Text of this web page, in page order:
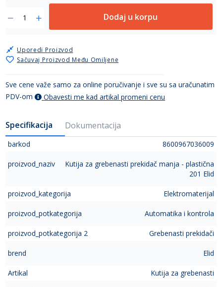
Dodaj u korpu
Sačuvaj Proizvod Među Omiljene
Uporedi Proizvod
Sve cene važe samo za online poručivanje i sve su sa uračunatim
PDV-om
Obavesti me kad artikal promeni cenu
Specifikacija Dokumentacija
barkod 8600967036009
proizvod_naziv
Kutija za grebenasti prekidač manja - plastična
201 Elid
proizvod_kategorija Elektromaterijal
proizvod_potkategorija Automatika i kontrola
proizvod_potkategorija 2 Grebenasti prekidači
brend Elid
Artikal Kutija za grebenasti